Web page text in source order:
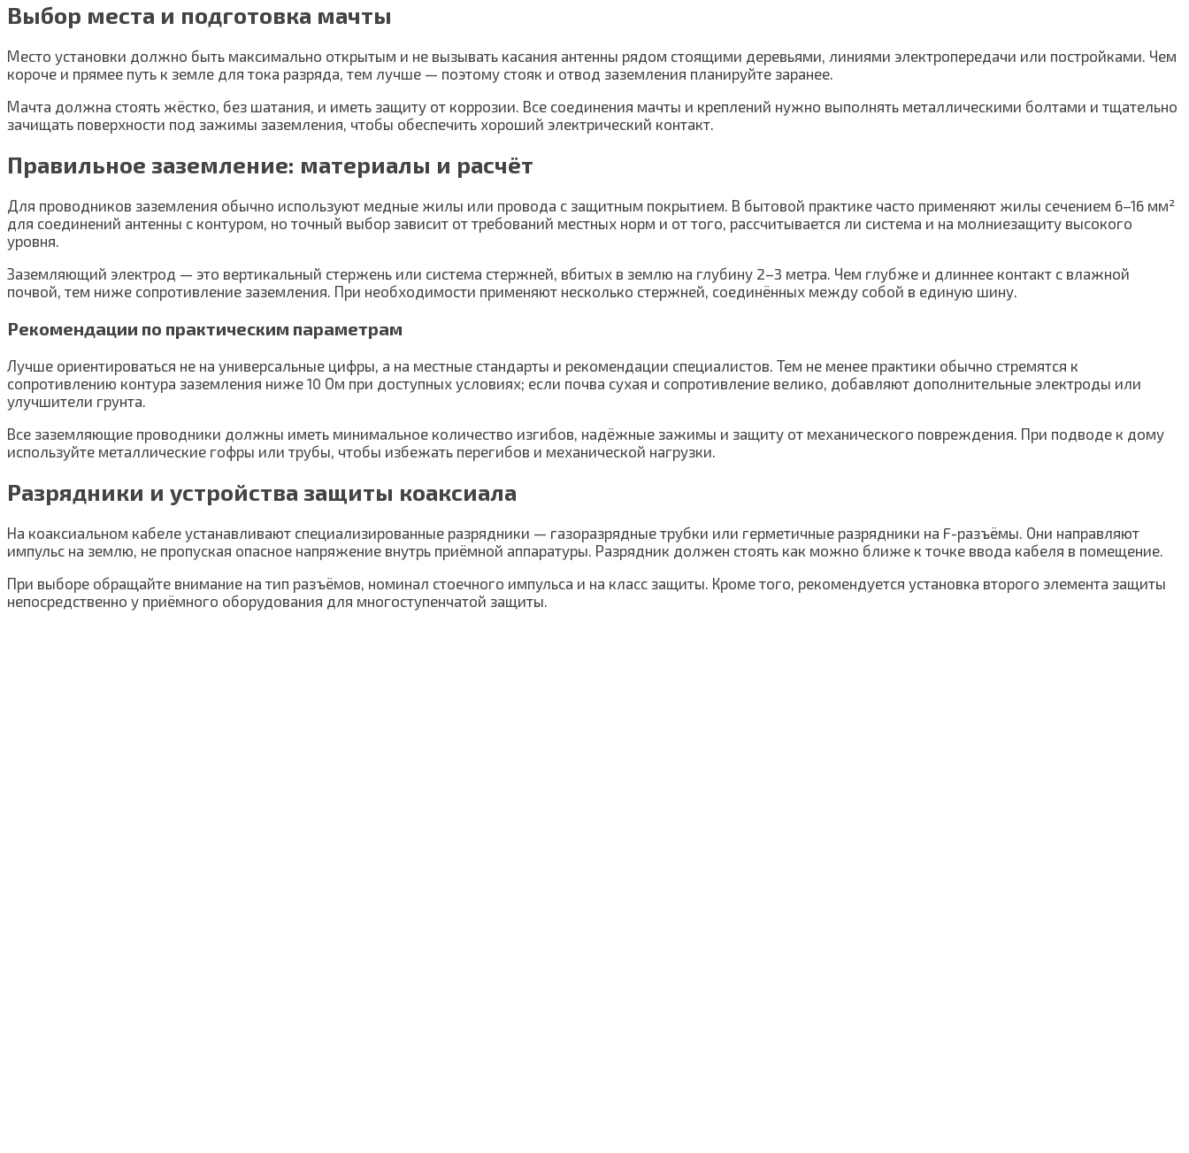
Выбор места и подготовка мачты
Место установки должно быть максимально открытым и не вызывать касания антенны рядом стоящими деревьями, линиями электропередачи или постройками. Чем
короче и прямее путь к земле для тока разряда, тем лучше — поэтому стояк и отвод заземления планируйте заранее.
Мачта должна стоять жёстко, без шатания, и иметь защиту от коррозии. Все соединения мачты и креплений нужно выполнять металлическими болтами и тщательно
зачищать поверхности под зажимы заземления, чтобы обеспечить хороший электрический контакт.
Правильное заземление: материалы и расчёт
Для проводников заземления обычно используют медные жилы или провода с защитным покрытием. В бытовой практике часто применяют жилы сечением 6–16 мм²
для соединений антенны с контуром, но точный выбор зависит от требований местных норм и от того, рассчитывается ли система и на молниезащиту высокого
уровня.
Заземляющий электрод — это вертикальный стержень или система стержней, вбитых в землю на глубину 2–3 метра. Чем глубже и длиннее контакт с влажной
почвой, тем ниже сопротивление заземления. При необходимости применяют несколько стержней, соединённых между собой в единую шину.
Рекомендации по практическим параметрам
Лучше ориентироваться не на универсальные цифры, а на местные стандарты и рекомендации специалистов. Тем не менее практики обычно стремятся к
сопротивлению контура заземления ниже 10 Ом при доступных условиях; если почва сухая и сопротивление велико, добавляют дополнительные электроды или
улучшители грунта.
Все заземляющие проводники должны иметь минимальное количество изгибов, надёжные зажимы и защиту от механического повреждения. При подводе к дому
используйте металлические гофры или трубы, чтобы избежать перегибов и механической нагрузки.
Разрядники и устройства защиты коаксиала
На коаксиальном кабеле устанавливают специализированные разрядники — газоразрядные трубки или герметичные разрядники на F-разъёмы. Они направляют
импульс на землю, не пропуская опасное напряжение внутрь приёмной аппаратуры. Разрядник должен стоять как можно ближе к точке ввода кабеля в помещение.
При выборе обращайте внимание на тип разъёмов, номинал стоечного импульса и на класс защиты. Кроме того, рекомендуется установка второго элемента защиты
непосредственно у приёмного оборудования для многоступенчатой защиты.